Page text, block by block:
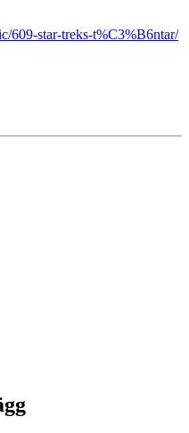
609-star-treks-t%C3%B6ntar/